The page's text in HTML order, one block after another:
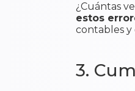
¿Cuántas
estos
contables y
3.